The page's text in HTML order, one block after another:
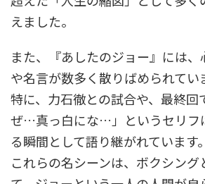
えました。
また、『あしたのジョー』には
や名言が数多く散りばめられてい
特に、力石徹との試合や、最終回
ぜ…真っ白にな…」というセリフ
る瞬間として語り継がれています。
これらの名シーンは、ボクシン